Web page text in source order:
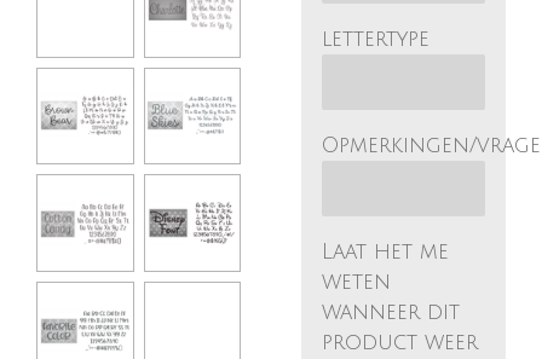
lettertype
Opmerkingen/
Laat het me
weten
wanneer dit
product weer